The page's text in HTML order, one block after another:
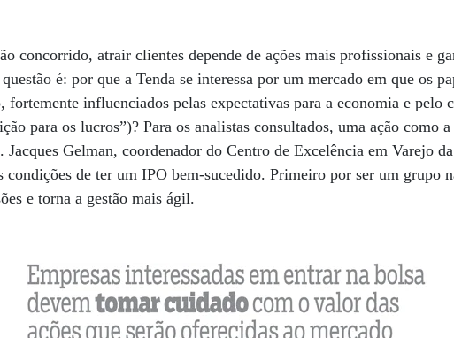
concorrido, atrair clientes depende de ações mais profissionais e
é: por que a Tenda se interessa por um mercado em que os
fortemente influenciados pelas expectativas para a economia e pelo
para os lucros”)? Para os analistas consultados, uma ação como
Jacques Gelman, coordenador do Centro de Excelência em Varejo
condições de ter um IPO bem-sucedido. Primeiro por ser um grupo
e torna a gestão mais ágil.